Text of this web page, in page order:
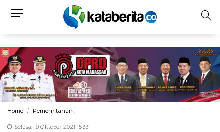
Home Pemerintahan
Selasa, 19 Oktober 2021 15:33